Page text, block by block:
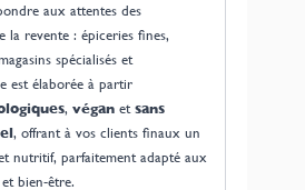
aux attentes des
la revente : épiceries fines,
spécialisés et
est élaborée à partir
, véganet sans
, offrant à vos clients finaux un
nutritif, parfaitement adapté aux
bien-être.